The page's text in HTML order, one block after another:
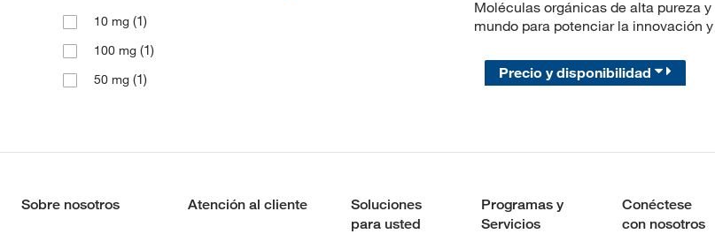
10 mg (1)
100 mg (1)
50 mg (1)
Moléculas orgánicas de alta pureza
mundo para potenciar la innovación
Precio y disponibilidad
Sobre nosotros Atención al cliente
Soluciones
para usted
Programas y
Servicios
Conéctese
con nosotros